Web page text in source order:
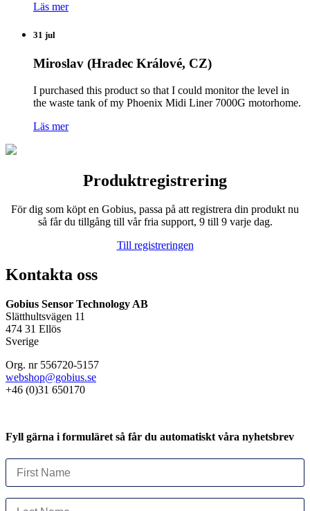
Läs mer
31 jul
Miroslav (Hradec Králové, CZ)
I purchased this product so that I could monitor the level in
the waste tank of my Phoenix Midi Liner 7000G motorhome.
Läs mer
Produktregistrering
För dig som köpt en Gobius, passa på att registrera din produkt nu
så får du tillgång till vår fria support, 9 till 9 varje dag.
Till registreringen
Kontakta oss
Gobius Sensor Technology AB
Slätthultsvägen 11
474 31 Ellös
Sverige
Org. nr 556720-5157
webshop@gobius.se
+46 (0)31 650170
Fyll gärna i formuläret så får du automatiskt våra nyhetsbrev